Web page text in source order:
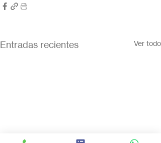
Entradas recientes Ver todo